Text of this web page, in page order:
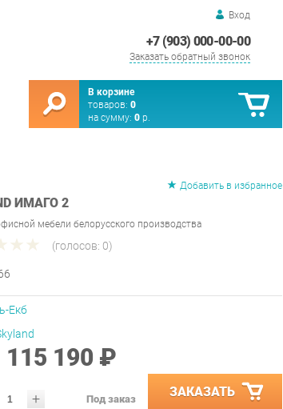
Вход
+7 (903) 000-00-00
Заказать обратный звонок
В корзине
товаров: 0
на сумму: 0 р.
Добавить в избранное
ИМАГО 2
мебели белорусского производства
(голосов: 0)
Екб
115 190 ₽
+ Под заказ ЗАКАЗАТЬ